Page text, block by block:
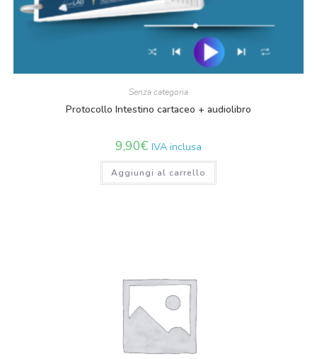
Senza categoria
Protocollo Intestino cartaceo + audiolibro
9,90€ IVA inclusa
Aggiungi al carrello